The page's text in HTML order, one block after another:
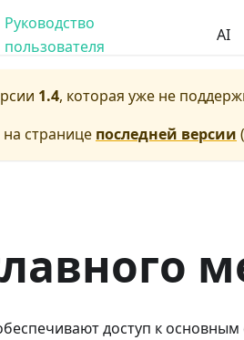
Руководство
пользователя
AI
1.4, которая уже не
странице последней версии (
доступ к